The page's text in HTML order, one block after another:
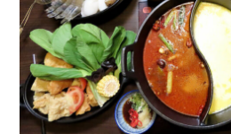
一
鍋
新
莊
八
德
店，
客
家
鹹